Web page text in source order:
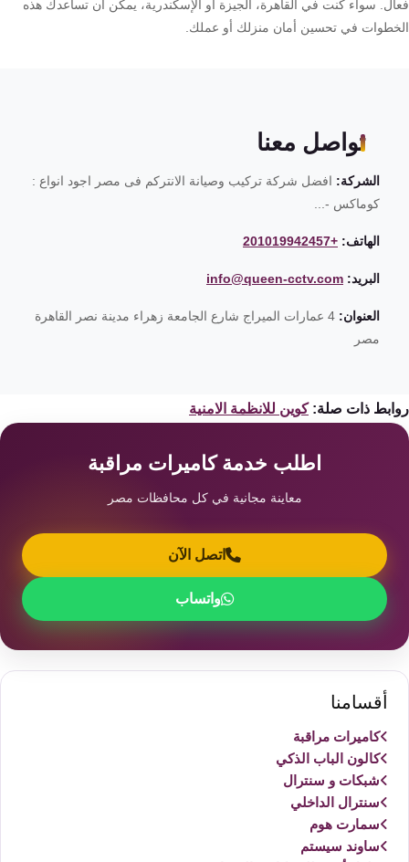
سواء كنت في القاهرة، الجيزة أو الإسكندرية، يمكن أن تساعدك هذه
في تحسين أمان منزلك أو عملك.
تواصل معنا
الشركة:افضل شركة تركيب وصيانة الانتركم فى مصر اجود انواع :
كوماكس -...
الهاتف: +201019942457
البريد: info@queen-cctv.com
العنوان:
4 عمارات الميراج شارع الجامعة زهراء مدينة نصر القاهرة
مصر
ذات صلة: كوين للانظمة الامنية
اطلب خدمة كاميرات مراقبة
معاينة مجانية في كل محافظات مصر
اتصل الآن
واتساب
أقسامنا
كاميرات مراقبة
كالون الباب الذكي
شبكات و سنترال
سنترال الداخلي
سمارت هوم
ساوند سيستم